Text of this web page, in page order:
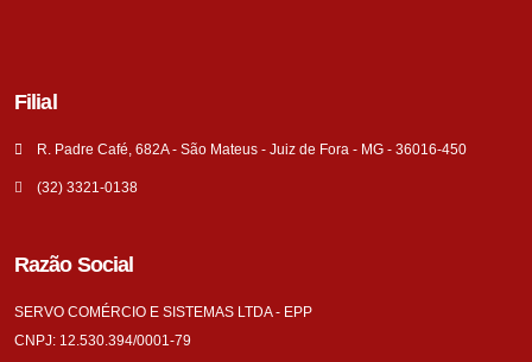
Filial
R. Padre Café, 682A - São Mateus - Juiz de Fora - MG - 36016-450
(32) 3321-0138
Razão Social
SERVO COMÉRCIO E SISTEMAS LTDA - EPP
CNPJ: 12.530.394/0001-79